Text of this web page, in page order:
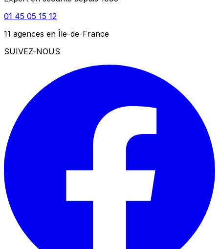
01 45 05 15 12
11 agences en Île-de-France
SUIVEZ-NOUS